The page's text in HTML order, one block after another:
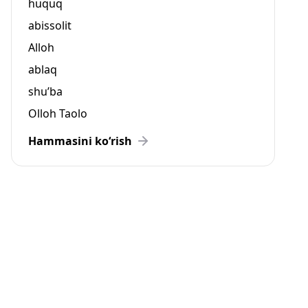
huquq
abissolit
Alloh
ablaq
shu’ba
Olloh Taolo
Hammasini ko‘rish